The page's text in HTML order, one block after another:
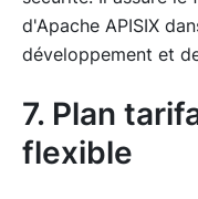
d'Apache APISIX
développement et
7. Plan
flexible